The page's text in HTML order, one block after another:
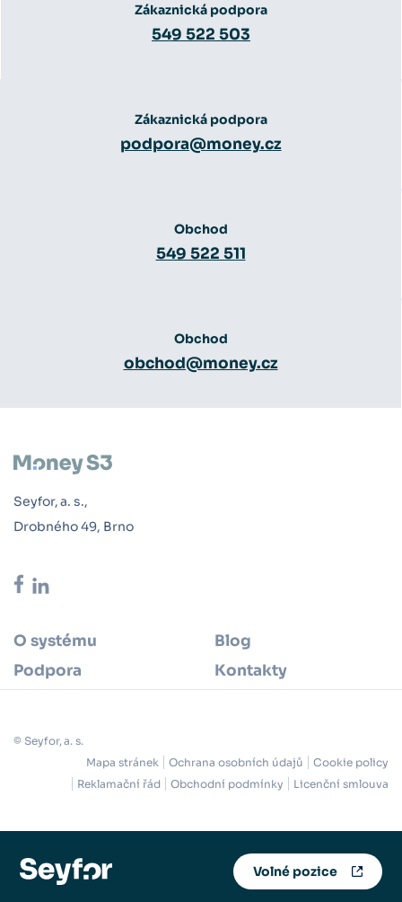
Zákaznická podpora
549 522 503
Zákaznická podpora
podpora@money.cz
Obchod
549 522 511
Obchod
obchod@money.cz
Seyfor, a. s.,
Drobného 49, Brno
O systému
Blog
Podpora
Kontakty
© Seyfor, a. s.
Mapa stránek
Ochrana osobních údajů
Cookie policy
Reklamační řád
Obchodní podmínky Licenční smlouva
Volné pozice